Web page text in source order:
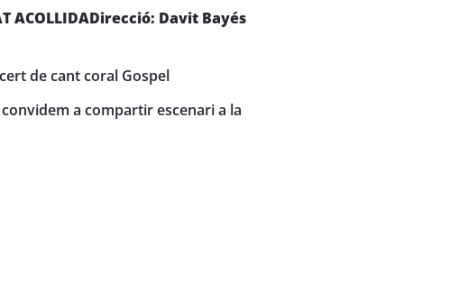
ACOLLIDADirecció: Davit Bayés
de cant coral Gospel
a compartir escenari a la